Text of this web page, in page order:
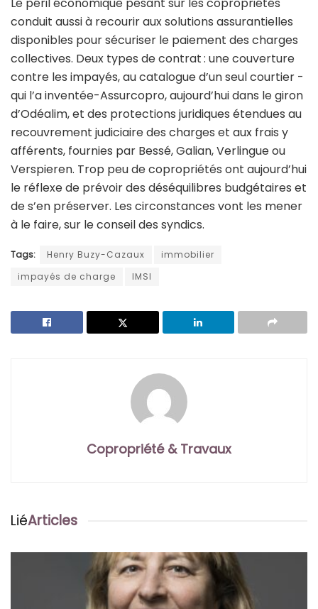
conduit aussi à recourir aux solutions assurantielles
disponibles pour sécuriser le paiement des charges
collectives. Deux types de contrat : une couverture
contre les impayés, au catalogue d’un seul courtier -
qui l’a inventée-Assurcopro, aujourd’hui dans le giron
d’Odéalim, et des protections juridiques étendues au
recouvrement judiciaire des charges et aux frais y
afférents, fournies par Bessé, Galian, Verlingue ou
Verspieren. Trop peu de copropriétés ont aujourd’hui
le réflexe de prévoir des déséquilibres budgétaires et
de s’en préserver. Les circonstances vont les mener
à le faire, sur le conseil des syndics.
Tags: Henry Buzy-Cazaux
immobilier
impayés de charge
IMSI
Copropriété & Travaux
LiéArticles